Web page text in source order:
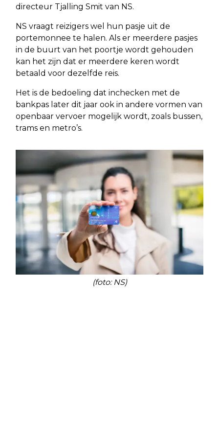
directeur Tjalling Smit van NS.
NS vraagt reizigers wel hun pasje uit de
portemonnee te halen. Als er meerdere pasjes
in de buurt van het poortje wordt gehouden
kan het zijn dat er meerdere keren wordt
betaald voor dezelfde reis.
Het is de bedoeling dat inchecken met de
bankpas later dit jaar ook in andere vormen van
openbaar vervoer mogelijk wordt, zoals bussen,
trams en metro’s.
(foto: NS)